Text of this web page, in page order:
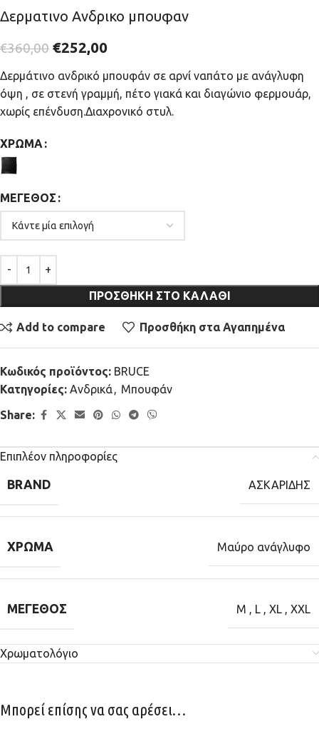
Δερματινο Ανδρικο μπουφαν
€360,00 €252,00
Δερμάτινο ανδρικό μπουφάν σε αρνί ναπάτο με ανάγλυφη
όψη , σε στενή γραμμή, πέτο γιακά και διαγώνιο φερμουάρ,
χωρίς επένδυση.Διαχρονικό στυλ.
ΧΡΏΜΑ
ΜΈΓΕΘΟΣ
ΠΡΟΣΘΉΚΗ ΣΤΟ ΚΑΛΆΘΙ
Add to compare Προσθήκη στα Αγαπημένα
Κωδικός προϊόντος: BRUCE
Κατηγορίες: Ανδρικά, Μπουφάν
Share:
Επιπλέον πληροφορίες
BRAND ΑΣΚΑΡΙΔΗΣ
ΧΡΏΜΑ Μαύρο ανάγλυφο
ΜΈΓΕΘΟΣ M , L , XL , XXL
Χρωματολόγιο
Μπορεί επίσης να σας αρέσει…